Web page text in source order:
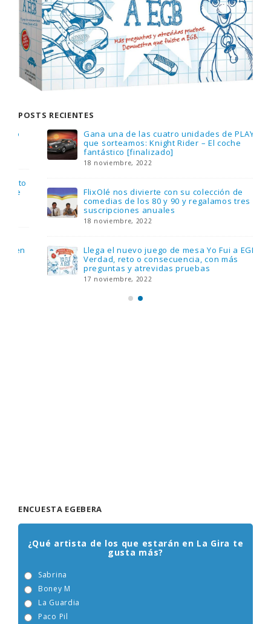
POSTS RECIENTES
Gana una de las cuatro unidades de PLAYMOBIL
que sorteamos: Knight Rider – El coche
fantástico [finalizado]
18 noviembre, 2022
FlixOlé nos divierte con su colección de
comedias de los 80 y 90 y regalamos tres
suscripciones anuales
18 noviembre, 2022
Llega el nuevo juego de mesa Yo Fui a EGB:
Verdad, reto o consecuencia, con más
preguntas y atrevidas pruebas
17 noviembre, 2022
¿Qué artista de los que estarán en La Gira te
gusta más?
Boney M